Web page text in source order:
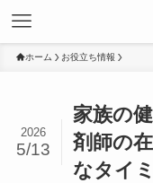
ホーム お役立ち情報
家族の
剤師の
なタイ
2026
5/13